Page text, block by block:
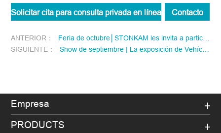
Solicitar cita para consulta privada en línea Contacto
ANTERIOR：
Feria de octubre│STONKAM les invita a participar al Canton Fair y HKTDC Electronics Fair
SIGUIENTE：
Show de septiembre | La exposición de Vehículos Commerciales y AMF La exposición de Autopartes
Empresa
PRODUCTS